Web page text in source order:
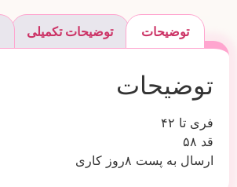
توضیحات توضیحات تکمیلی
توضیحات
فری تا ۴۲
قد ۵۸
ارسال به پست ۸روز کاری